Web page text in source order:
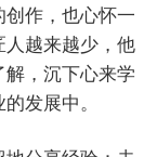
作，也心怀一
越来越少，他
，沉下心来学
发展中。